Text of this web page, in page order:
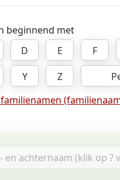
beginnend met
D E F
Y Z